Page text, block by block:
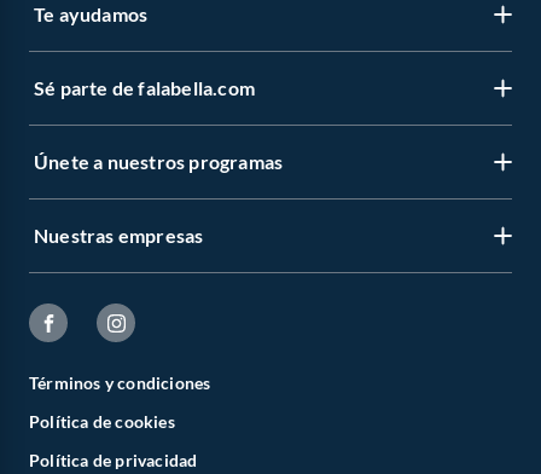
Te ayudamos
Sé parte de falabella.com
Únete a nuestros programas
Nuestras empresas
Términos y condiciones
Política de cookies
Política de privacidad